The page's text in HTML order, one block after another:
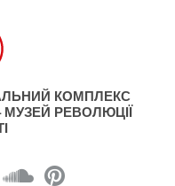
КОМПЛЕКС
МУЗЕЙ РЕВОЛЮЦІЇ